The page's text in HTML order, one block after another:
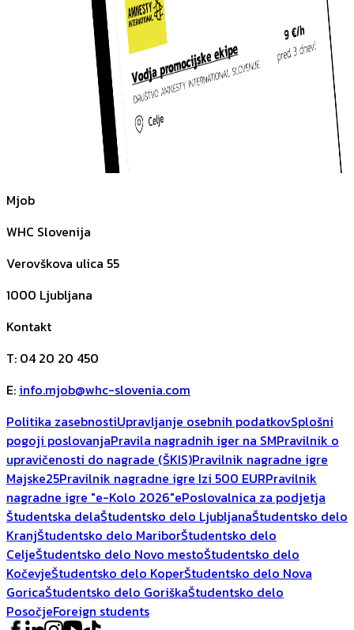
Mjob
WHC Slovenija
Verovškova ulica 55
1000 Ljubljana
Kontakt
T: 04 20 20 450
E: info.mjob@whc-slovenia.com
Politika zasebnostiUpravljanje osebnih podatkovSplošni
pogoji poslovanjaPravila nagradnih iger na SMPravilnik o
upravičenosti do nagrade (ŠKIS)Pravilnik nagradne igre
Majske25Pravilnik nagradne igre Izi 500 EURPravilnik
nagradne igre "e-Kolo 2026"ePoslovalnica za podjetja
Študentska delaŠtudentsko delo LjubljanaŠtudentsko delo
KranjŠtudentsko delo MariborŠtudentsko delo
CeljeŠtudentsko delo Novo mestoŠtudentsko delo
KočevjeŠtudentsko delo KoperŠtudentsko delo Nova
GoricaŠtudentsko delo GoriškaŠtudentsko delo
PosočjeForeign students